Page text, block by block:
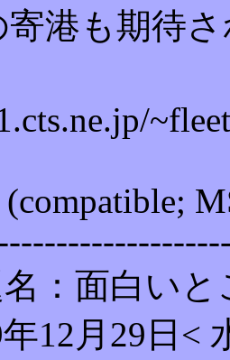
寄港も期待
白いとこ
12月29日<